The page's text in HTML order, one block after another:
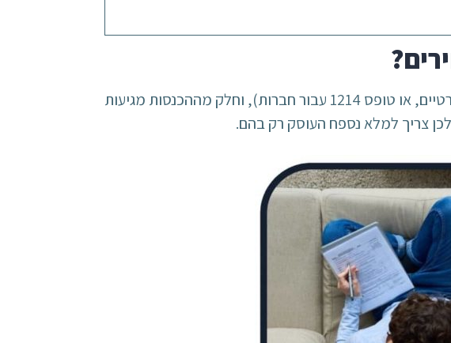
הצורך בטופס 1322 צף כשממלאים טופס דיווח הכנסות שנתי (טופס 1301 עבור אנשים פרטיים, או טופס 1214 עבור חברות), וחלק מההכנסות מגיעות
צריך למלא נספח העוסק רק בהם.